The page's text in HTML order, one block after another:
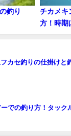
釣り
チカメキ
方！時期
カセ釣りの仕掛けと
での釣り方！タック